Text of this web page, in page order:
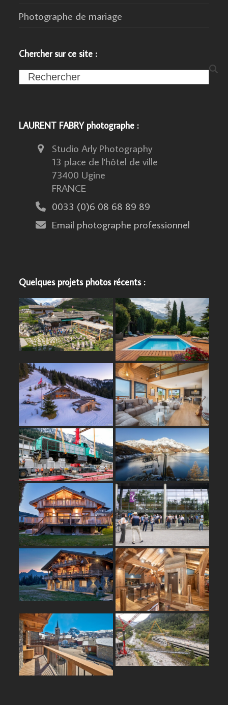
Photographe de mariage
Chercher sur ce site :
Search
LAURENT FABRY photographe :
Studio Arly Photography
13 place de l'hôtel de ville
73400 Ugine
FRANCE
0033 (0)6 08 68 89 89
Email photographe professionnel
Quelques projets photos récents :